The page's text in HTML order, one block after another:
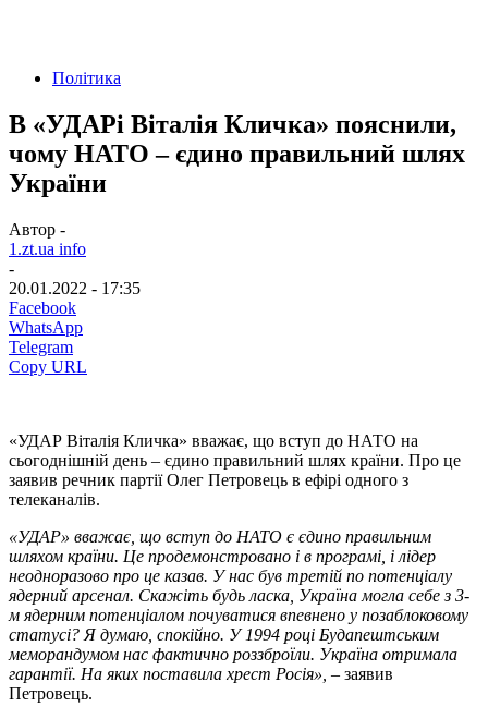
Політика
В «УДАРі Віталія Кличка» пояснили,
чому НАТО – єдино правильний шлях
України
Автор -
1.zt.ua info
-
20.01.2022 - 17:35
Facebook
WhatsApp
Telegram
Copy URL
«УДАР Віталія Кличка» вважає, що вступ до НАТО на
сьогоднішній день – єдино правильний шлях країни. Про це
заявив речник партії Олег Петровець в ефірі одного з
телеканалів.
«УДАР» вважає, що вступ до НАТО є єдино правильним
шляхом країни. Це продемонстровано і в програмі, і лідер
неодноразово про це казав. У нас був третій по потенціалу
ядерний арсенал. Скажіть будь ласка, Україна могла себе з 3-
м ядерним потенціалом почуватися впевнено у позаблоковому
статусі? Я думаю, спокійно. У 1994 році Будапештським
меморандумом нас фактично роззброїли. Україна отримала
гарантії. На яких поставила хрест Росія», – заявив
Петровець.